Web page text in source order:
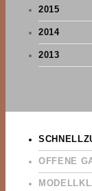
2015
2014
2013
OFFENE